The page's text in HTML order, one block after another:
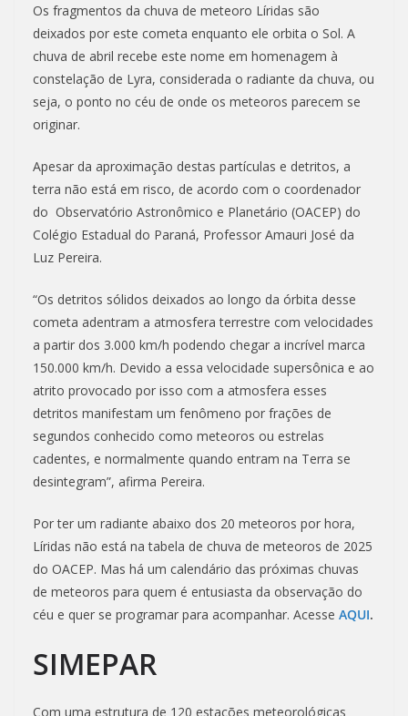
Os fragmentos da chuva de meteoro Líridas são
deixados por este cometa enquanto ele orbita o Sol. A
chuva de abril recebe este nome em homenagem à
constelação de Lyra, considerada o radiante da chuva, ou
seja, o ponto no céu de onde os meteoros parecem se
originar.
Apesar da aproximação destas partículas e detritos, a
terra não está em risco, de acordo com o coordenador
do Observatório Astronômico e Planetário (OACEP) do
Colégio Estadual do Paraná, Professor Amauri José da
Luz Pereira.
“Os detritos sólidos deixados ao longo da órbita desse
cometa adentram a atmosfera terrestre com velocidades
a partir dos 3.000 km/h podendo chegar a incrível marca
150.000 km/h. Devido a essa velocidade supersônica e ao
atrito provocado por isso com a atmosfera esses
detritos manifestam um fenômeno por frações de
segundos conhecido como meteoros ou estrelas
cadentes, e normalmente quando entram na Terra se
desintegram”, afirma Pereira.
Por ter um radiante abaixo dos 20 meteoros por hora,
Líridas não está na tabela de chuva de meteoros de 2025
do OACEP. Mas há um calendário das próximas chuvas
de meteoros para quem é entusiasta da observação do
céu e quer se programar para acompanhar. Acesse AQUI.
SIMEPAR
Com uma estrutura de 120 estações meteorológicas